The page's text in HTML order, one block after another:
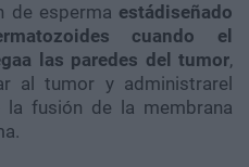
de esperma estádiseñado
cuando el
las paredes del tumor,
al tumor y administrarel
fusión de la membrana